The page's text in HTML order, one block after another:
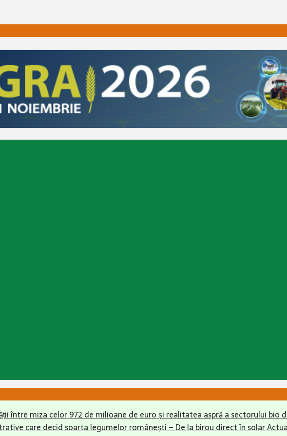
între miza celor 972 de milioane de euro și realitatea aspră a sectorului bio
care decid soarta legumelor românești – De la birou direct în solar